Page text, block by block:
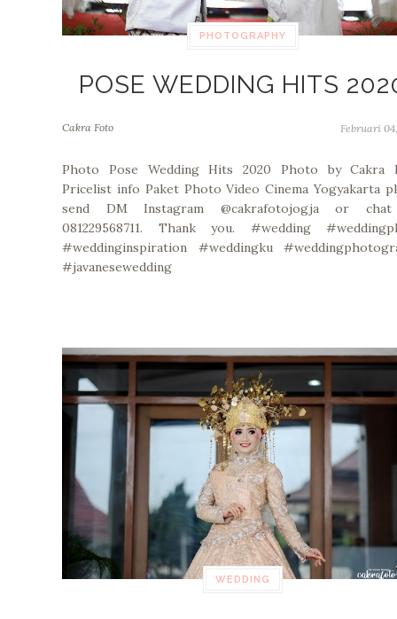
PHOTOGRAPHY
POSE WEDDING HITS
Cakra Foto Februari
Photo Pose Wedding Hits 2020 Photo by Cakra
Pricelist info Paket Photo Video Cinema Yogyakarta
send DM Instagram @cakrafotojogja or
081229568711. Thank you. #wedding
#weddinginspiration #weddingku
#javanesewedding
WEDDING